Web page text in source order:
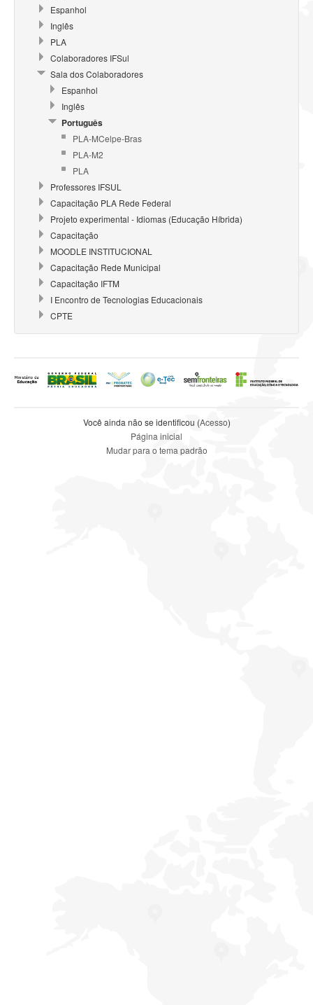
Espanhol
Inglês
PLA
Colaboradores IFSul
Sala dos Colaboradores
Espanhol
Inglês
Português
PLA-MCelpe-Bras
PLA-M2
PLA
Professores IFSUL
Capacitação PLA Rede Federal
Projeto experimental - Idiomas (Educação Híbrida)
Capacitação
MOODLE INSTITUCIONAL
Capacitação Rede Municipal
Capacitação IFTM
I Encontro de Tecnologias Educacionais
CPTE
Você ainda não se identificou (Acesso)
Página inicial
Mudar para o tema padrão